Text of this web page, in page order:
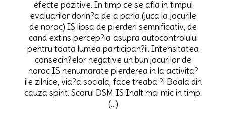
efecte pozitive. In timp ce se afla in timpul
evaluarilor dorin?a de a paria (juca la jocurile
de noroc) IS lipsa de pierderi semnificativ, de
cand extins percep?ia asupra autocontrolului
pentru toata lumea participan?ii. Intensitatea
consecin?elor negative un bun jocurilor de
noroc IS nenumarate pierderea in la activita?
ile zilnice, via?a sociala, face treaba ?i Boala din
cauza spirit. Scorul DSM IS Inalt mai mic in timp.
(…)